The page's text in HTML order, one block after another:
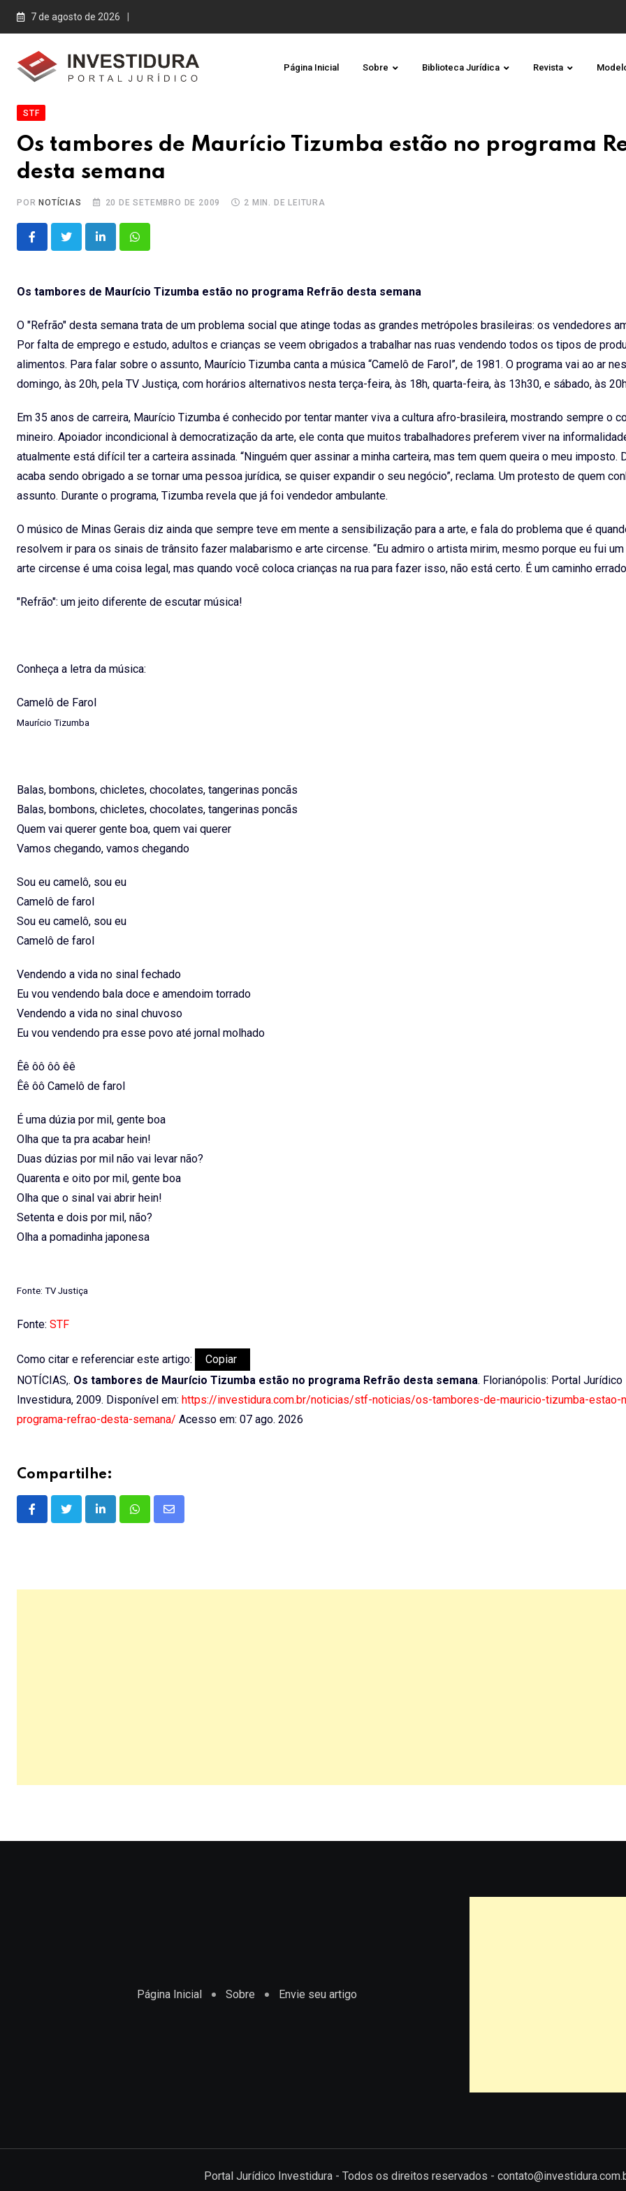
Skip
7 de agosto de 2026
Página Inicial Sobre Biblioteca Jurídica Revista
STF
Os tambores de Maurício Tizumba estão no programa
desta semana
PORNOTÍCIAS 20 DE SETEMBRO DE 2009 2 MIN. DE LEITURA
LinkedInWhatsapp
Os tambores de Maurício Tizumba estão no programa Refrão desta semana
O "Refrão" desta semana trata de um problema social que atinge todas as grandes metrópoles brasileiras: os vendedores
Por falta de emprego e estudo, adultos e crianças se veem obrigados a trabalhar nas ruas vendendo todos os tipos de
alimentos. Para falar sobre o assunto, Maurício Tizumba canta a música “Camelô de Farol”, de 1981. O programa vai ao ar
domingo, às 20h, pela TV Justiça, com horários alternativos nesta terça-feira, às 18h, quarta-feira, às 13h30, e sábado, às
Em 35 anos de carreira, Maurício Tizumba é conhecido por tentar manter viva a cultura afro-brasileira, mostrando sempre o
mineiro. Apoiador incondicional à democratização da arte, ele conta que muitos trabalhadores preferem viver na
atualmente está difícil ter a carteira assinada. “Ninguém quer assinar a minha carteira, mas tem quem queira o meu imposto.
acaba sendo obrigado a se tornar uma pessoa jurídica, se quiser expandir o seu negócio”, reclama. Um protesto de quem
assunto. Durante o programa, Tizumba revela que já foi vendedor ambulante.
O músico de Minas Gerais diz ainda que sempre teve em mente a sensibilização para a arte, e fala do problema que é
resolvem ir para os sinais de trânsito fazer malabarismo e arte circense. “Eu admiro o artista mirim, mesmo porque eu fui
arte circense é uma coisa legal, mas quando você coloca crianças na rua para fazer isso, não está certo. É um caminho
"Refrão": um jeito diferente de escutar música!
Conheça a letra da música:
Camelô de Farol
Maurício Tizumba
Balas, bombons, chicletes, chocolates, tangerinas poncãs
Balas, bombons, chicletes, chocolates, tangerinas poncãs
Quem vai querer gente boa, quem vai querer
Vamos chegando, vamos chegando
Sou eu camelô, sou eu
Camelô de farol
Sou eu camelô, sou eu
Camelô de farol
Vendendo a vida no sinal fechado
Eu vou vendendo bala doce e amendoim torrado
Vendendo a vida no sinal chuvoso
Eu vou vendendo pra esse povo até jornal molhado
Êê ôô ôô êê
Êê ôô Camelô de farol
É uma dúzia por mil, gente boa
Olha que ta pra acabar hein!
Duas dúzias por mil não vai levar não?
Quarenta e oito por mil, gente boa
Olha que o sinal vai abrir hein!
Setenta e dois por mil, não?
Olha a pomadinha japonesa
Fonte: TV Justiça
Fonte: STF
Como citar e referenciar este artigo:
Copiar
NOTÍCIAS,. Os tambores de Maurício Tizumba estão no programa Refrão desta semana. Florianópolis: Portal Jurídico
Investidura, 2009. Disponível em: https://investidura.com.br/noticias/stf-noticias/os-tambores-de-mauricio-tizumba-estao-
programa-refrao-desta-semana/ Acesso em: 07 ago. 2026
Compartilhe:
LinkedInWhatsappShare
Página Inicial Sobre Envie seu artigo
Portal Jurídico Investidura - Todos os direitos reservados -